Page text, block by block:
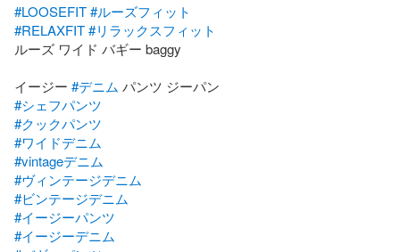
#LOOSEFIT#ルーズフィット
#RELAXFIT#リラックスフィット
ルーズ ワイド バギー baggy
イージー #デニム
#シェフパンツ
#クックパンツ
#ワイドデニム
#vintageデニム
#ヴィンテージデニム
#ビンテージデニム
#イージーパンツ
#イージーデニム